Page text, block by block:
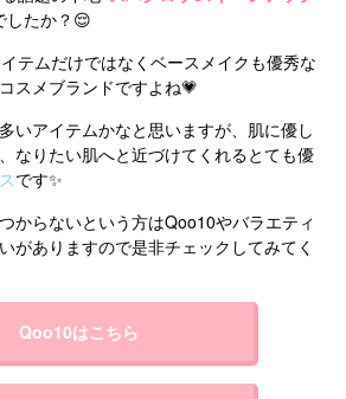
したか？😌
テムだけではなくベースメイクも優秀な
スメブランドですよね💗
いアイテムかなと思いますが、肌に優し
なりたい肌へと近づけてくれるとても優
です✨
からないという方はQoo10やバラエティ
がありますので是非チェックしてみてく
Qoo10はこちら